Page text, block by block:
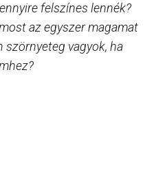
felszínes lennék?
az egyszer magamat
szörnyeteg vagyok, ha